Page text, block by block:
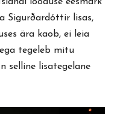
Sigurðardóttir lisas,
ära kaob, ei leia
tegeleb mitu
selline lisategelane